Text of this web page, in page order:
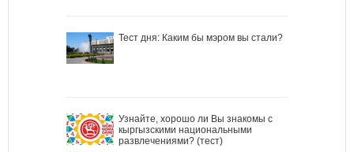
Тест дня: Каким бы мэром вы стали?
Узнайте, хорошо ли Вы знакомы с
кыргызскими национальными
развлечениями? (тест)